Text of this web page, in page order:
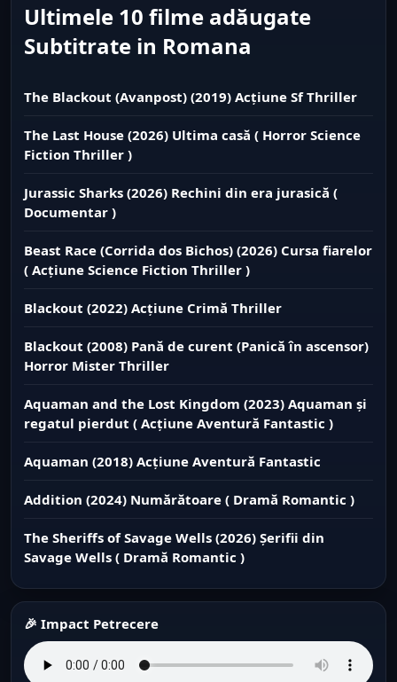
Ultimele 10 filme adăugate
Subtitrate in Romana
The Blackout (Avanpost) (2019) Acțiune Sf Thriller
The Last House (2026) Ultima casă ( Horror Science
Fiction Thriller )
Jurassic Sharks (2026) Rechini din era jurasică (
Documentar )
Beast Race (Corrida dos Bichos) (2026) Cursa fiarelor
( Acțiune Science Fiction Thriller )
Blackout (2022) Acțiune Crimă Thriller
Blackout (2008) Pană de curent (Panică în ascensor)
Horror Mister Thriller
Aquaman and the Lost Kingdom (2023) Aquaman și
regatul pierdut ( Acțiune Aventură Fantastic )
Aquaman (2018) Acțiune Aventură Fantastic
Addition (2024) Numărătoare ( Dramă Romantic )
The Sheriffs of Savage Wells (2026) Șerifii din
Savage Wells ( Dramă Romantic )
🎉 Impact Petrecere